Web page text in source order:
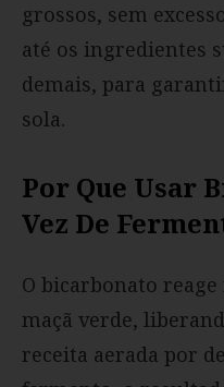
grossos, sem
até os ingredientes
demais, para
sola.
Por Que Usar
Vez De
O bicarbonato
maçã verde,
receita aerada por